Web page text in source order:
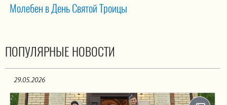
Молебен в День Святой Троицы
ПОПУЛЯРНЫЕ НОВОСТИ
29.05.2026